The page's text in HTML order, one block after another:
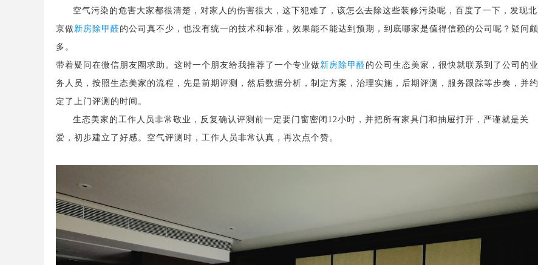
空气污染的危害大家都很清楚，对家人的伤害很大，这下犯难了，该怎么去除这些装修污染呢，百度了一下，发现北
京做新房除甲醛的公司真不少 ，也没有统一的技术和标准，效果能不能达到预期，到底哪家是值得信赖的公司呢？疑问颇
多。
带着疑问在微信朋友圈求助。这时一个朋友给我推荐了一个专业做新房 除甲醛的公司 生态美家 ，很快就联系到了公司的业
务人员，按照生态美家的流程，先是前期评测，然后数据分析，制定方案，治理实施，后期评测，服务跟踪等步奏，并约
定了上门评测的时间。
生态美家的工作人员非常敬业，反复确认评测前一定要门窗密闭 12小时，并把所有家具门和抽屉打开，严谨就是关
爱，初步建立了好感。空气评测时，工作人员非常 认真 ，再次点个赞。